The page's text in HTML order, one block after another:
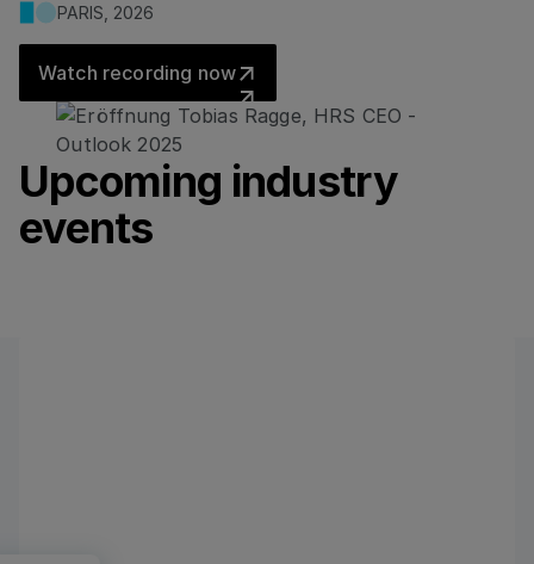
PARIS, 2026
Watch recording now
Watch recording now
Upcoming industry
events